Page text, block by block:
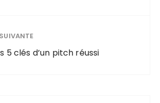
5 clés d’un pitch réussi